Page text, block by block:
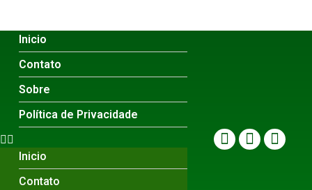
Inicio
Contato
Sobre
Política de Privacidade
Inicio
Contato